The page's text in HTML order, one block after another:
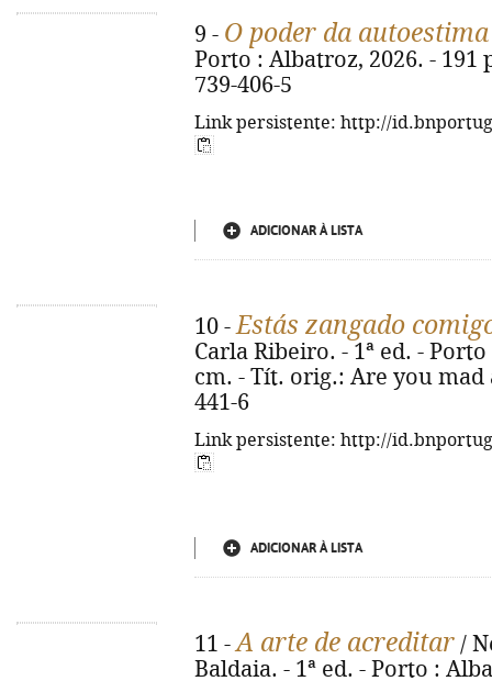
9 - O poder da autoestima
Porto : Albatroz, 2026. - 191
739-406-5
Link persistente: http://
ADICIONAR À LISTA
10 -Estás zangado
Carla Ribeiro. - 1ª ed. -
cm. - Tít. orig.: Are you mad
441-6
Link persistente: http://
ADICIONAR À LISTA
11 -A arte de acreditar /
Baldaia. - 1ª ed. - Porto :